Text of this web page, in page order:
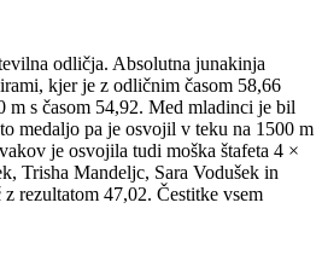
odličja. Absolutna junakinja
kjer je z odličnim časom 58,66
m s časom 54,92. Med mladinci je bil
medaljo pa je osvojil v teku na 1500 m
je osvojila tudi moška štafeta 4 ×
Trisha Mandeljc, Sara Vodušek in
rezultatom 47,02. Čestitke vsem